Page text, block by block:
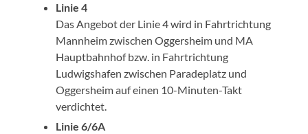
Linie 4
Das Angebot der Linie 4 wird in Fahrtrichtung
Mannheim zwischen Oggersheim und MA
Hauptbahnhof bzw. in Fahrtrichtung
Ludwigshafen zwischen Paradeplatz und
Oggersheim auf einen 10-Minuten-Takt
verdichtet.
Linie 6/6A